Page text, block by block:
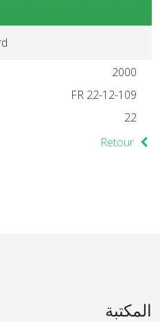
2000
FR 22-12-109
22
Retour
المكتبة